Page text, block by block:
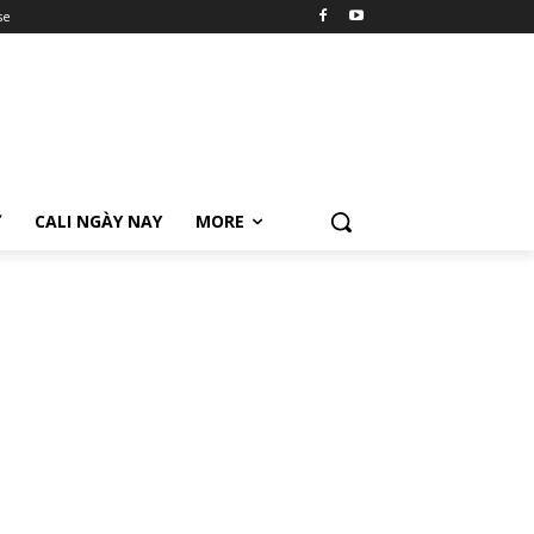
CALI NGÀY NAY MORE